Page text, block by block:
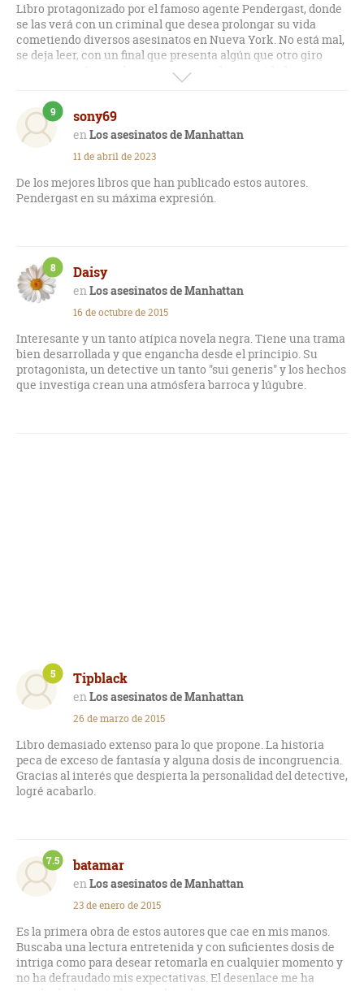
Libro protagonizado por el famoso agente Pendergast, donde
se las verá con un criminal que desea prolongar su vida
cometiendo diversos asesinatos en Nueva York. No está mal,
se deja leer, con un final que presenta algún que otro giro
interesante. Lo que le resta puntos es la capacidad
indestructible de varios protagonistas, los cuales sobreviven
a pesar de sufrir heridas mortales.
sony69
Los asesinatos de Manhattan
9
11 de abril de 2023
De los mejores libros que han publicado estos autores.
Pendergast en su máxima expresión.
Daisy
Los asesinatos de Manhattan
8
16 de octubre de 2015
Interesante y un tanto atípica novela negra. Tiene una trama
bien desarrollada y que engancha desde el principio. Su
protagonista, un detective un tanto "sui generis" y los hechos
que investiga crean una atmósfera barroca y lúgubre.
Tipblack
Los asesinatos de Manhattan
5
26 de marzo de 2015
Libro demasiado extenso para lo que propone. La historia
peca de exceso de fantasía y alguna dosis de incongruencia.
Gracias al interés que despierta la personalidad del detective,
logré acabarlo.
batamar
Los asesinatos de Manhattan
7.5
23 de enero de 2015
Es la primera obra de estos autores que cae en mis manos.
Buscaba una lectura entretenida y con suficientes dosis de
intriga como para desear retomarla en cualquier momento y
no ha defraudado mis expectativas. El desenlace me ha